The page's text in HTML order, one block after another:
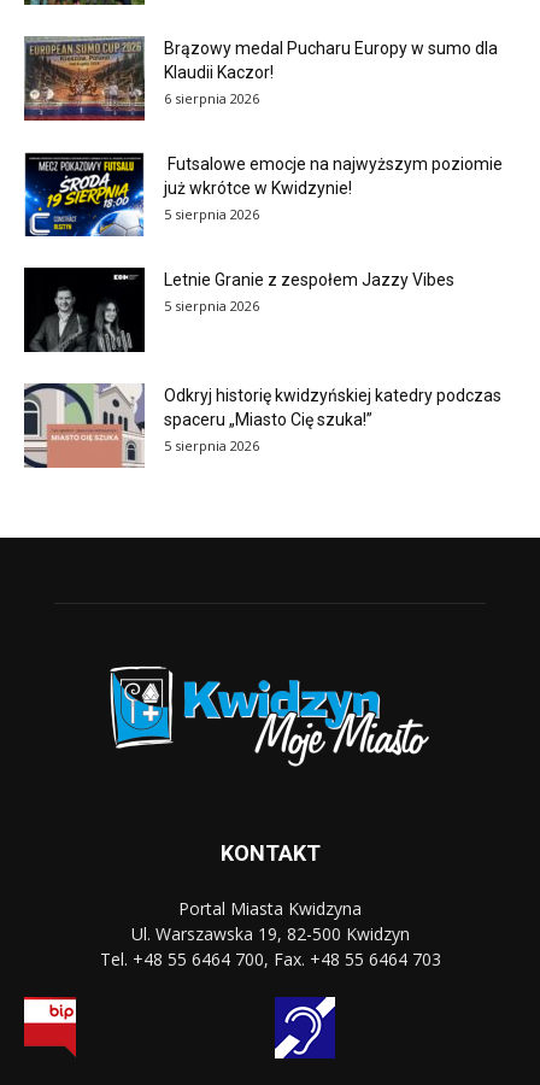
Brązowy medal Pucharu Europy w sumo dla
Klaudii Kaczor!
6 sierpnia 2026
Futsalowe emocje na najwyższym poziomie
już wkrótce w Kwidzynie!
5 sierpnia 2026
Letnie Granie z zespołem Jazzy Vibes
5 sierpnia 2026
Odkryj historię kwidzyńskiej katedry podczas
spaceru „Miasto Cię szuka!”
5 sierpnia 2026
KONTAKT
Portal Miasta Kwidzyna
Ul. Warszawska 19, 82-500 Kwidzyn
Tel. +48 55 6464 700, Fax. +48 55 6464 703